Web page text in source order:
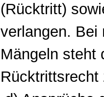
(Rücktritt)
verlangen. Bei
Mängeln steht
Rücktrittsrecht